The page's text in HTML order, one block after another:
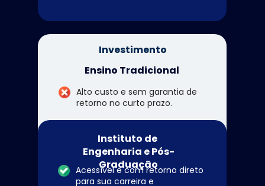
Instituto de
Engenharia e Pós-
Graduação
Ensino Tradicional
Acessível e com retorno direto
para sua carreira e
Alto custo e sem garantia de
retorno no curto prazo.
Investimento